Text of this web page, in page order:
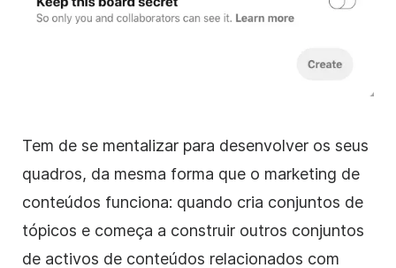
Tem de se mentalizar para desenvolver os seus
quadros, da mesma forma que o marketing de
conteúdos funciona: quando cria conjuntos de
tópicos e começa a construir outros conjuntos
de activos de conteúdos relacionados com